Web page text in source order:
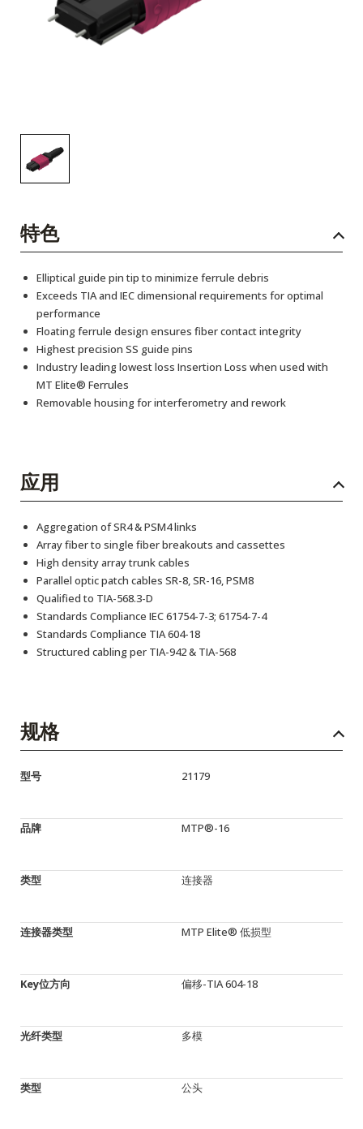
特色
Elliptical guide pin tip to minimize ferrule debris
Exceeds TIA and IEC dimensional requirements for optimal
performance
Floating ferrule design ensures fiber contact integrity
Highest precision SS guide pins
Industry leading lowest loss Insertion Loss when used with
MT Elite® Ferrules
Removable housing for interferometry and rework
应用
Aggregation of SR4 & PSM4 links
Array fiber to single fiber breakouts and cassettes
High density array trunk cables
Parallel optic patch cables SR-8, SR-16, PSM8
Qualified to TIA-568.3-D
Standards Compliance IEC 61754-7-3; 61754-7-4
Standards Compliance TIA 604-18
Structured cabling per TIA-942 & TIA-568
规格
型号 21179
品牌 MTP®-16
类型 连接器
连接器类型 MTP Elite® 低损型
Key位方向 偏移-TIA 604-18
光纤类型 多模
类型 公头